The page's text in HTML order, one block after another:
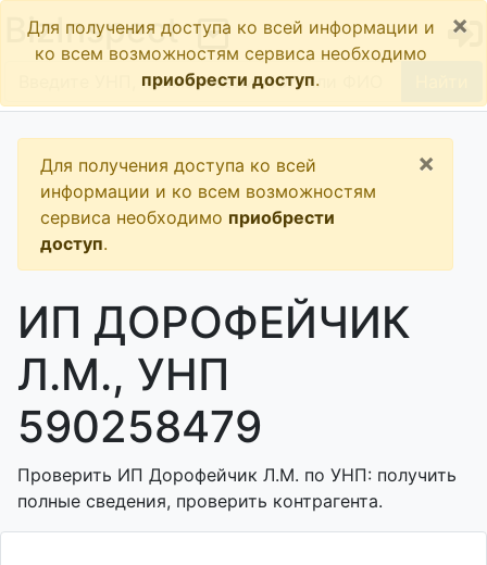
BizInspect
Для получения доступа ко всей информации и
ко всем возможностям сервиса необходимо
приобрести доступ.
×
Для получения доступа ко всей
информации и ко всем возможностям
сервиса необходимо приобрести
доступ.
×
ИП ДОРОФЕЙЧИК
Л.М., УНП
590258479
Проверить ИП Дорофейчик Л.М. по УНП: получить
полные сведения, проверить контрагента.